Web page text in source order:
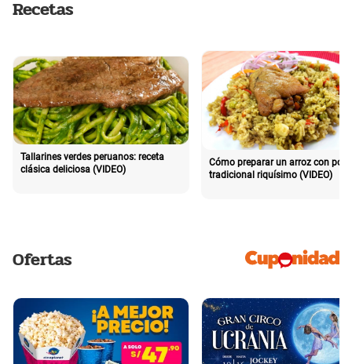
Recetas
Tallarines verdes peruanos: receta
clásica deliciosa (VIDEO)
Cómo preparar un arroz con pollo
tradicional riquísimo (VIDEO)
Ofertas